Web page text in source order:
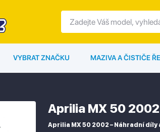
VYBRAT ZNAČKU MAZIVA A ČISTIČE
Aprilia MX 50 2002
Aprilia MX 50 2002 – Náhradní